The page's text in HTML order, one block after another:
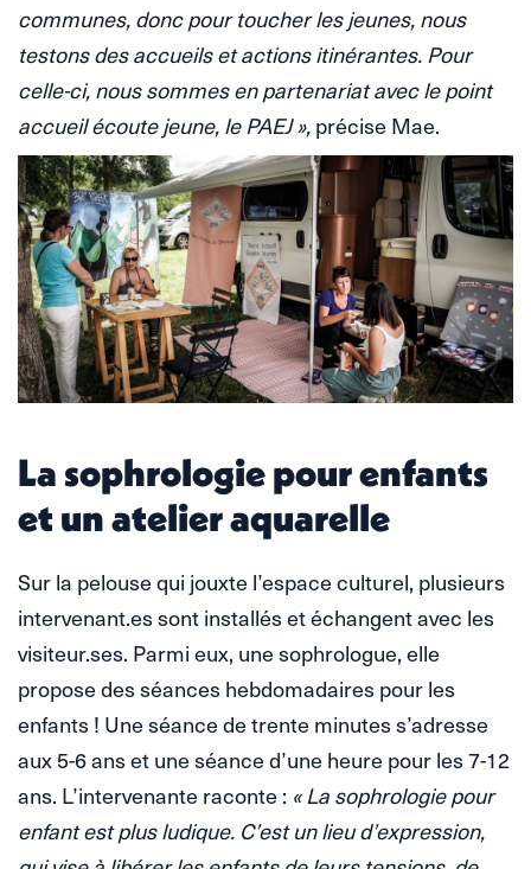
communes, donc pour toucher les jeunes, nous
testons des accueils et actions itinérantes. Pour
celle-ci, nous sommes en partenariat avec le point
accueil écoute jeune, le PAEJ »,précise Mae.
La sophrologie pour enfants
et un atelier aquarelle
Sur la pelouse qui jouxte l’espace culturel, plusieurs
intervenant.es sont installés et échangent avec les
visiteur.ses. Parmi eux, une sophrologue, elle
propose des séances hebdomadaires pour les
enfants ! Une séance de trente minutes s’adresse
aux 5-6 ans et une séance d’une heure pour les 7-12
ans. L’intervenante raconte : « La sophrologie pour
enfant est plus ludique. C’est un lieu d’expression,